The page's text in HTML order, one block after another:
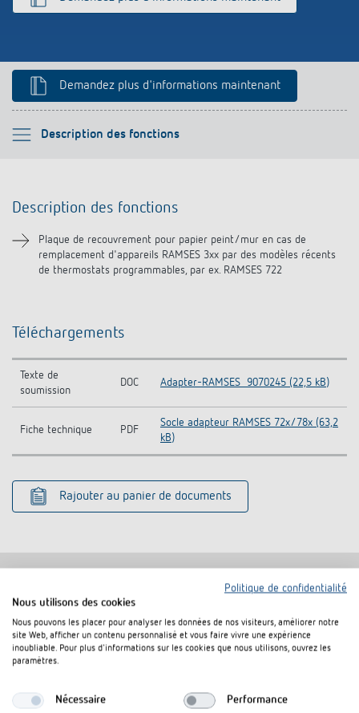
Références
Télérupteur impulsionnel OKTO de Theben
Demandez plus d'informations maintenant
Description des fonctions
Veuillez sélectionner
Téléchargements
Produits similaires
Description des fonctions
Plaque de recouvrement pour papier peint/mur en cas de
remplacement d'appareils RAMSES 3xx par des modèles récents
de thermostats programmables, par ex. RAMSES 722
Téléchargements
Texte de
soumission
DOC Adapter-RAMSES_9070245 (22,5 kB)
Fiche technique PDF
Socle adapteur RAMSES 72x/78x (63,2
kB)
Rajouter au panier de documents
Produits similaires
Politique de confidentialité
Nous utilisons des cookies
Nous pouvons les placer pour analyser les données de nos visiteurs, améliorer notre
site Web, afficher un contenu personnalisé et vous faire vivre une expérience
inoubliable. Pour plus d'informations sur les cookies que nous utilisons, ouvrez les
paramètres.
Nécessaire Performance